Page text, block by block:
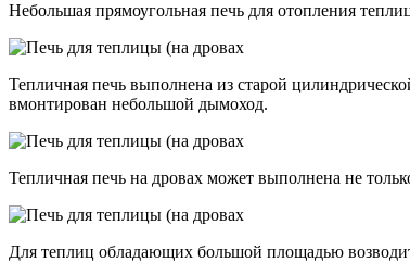
Небольшая прямоугольная печь для отопления
Тепличная печь выполнена из старой
вмонтирован небольшой дымоход.
Тепличная печь на дровах может выполнена не
Для теплиц обладающих большой площадью